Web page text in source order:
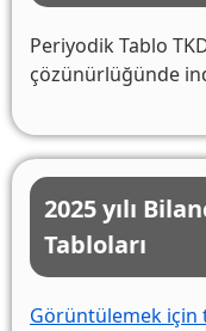
Periyodik Tablo
çözünürlüğünde
2025 yılı
Tabloları
Görüntülemek için